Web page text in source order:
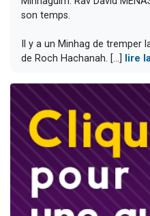
son temps.
Il y a un Minhag de tremper
de Roch Hachanah. [...]
lire